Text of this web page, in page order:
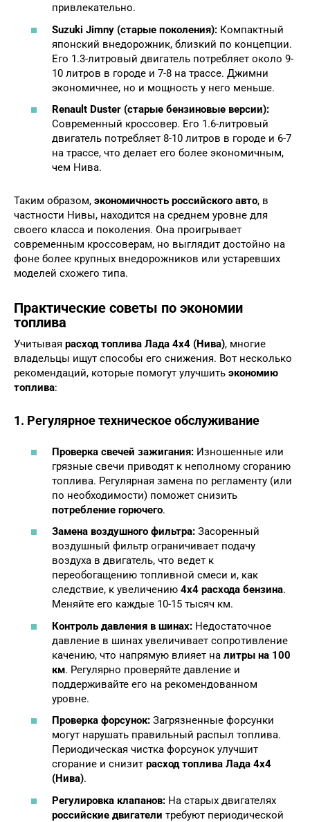
привлекательно.
Suzuki Jimny (старые поколения): Компактный
японский внедорожник, близкий по концепции.
Его 1.3-литровый двигатель потребляет около 9-
10 литров в городе и 7-8 на трассе. Джимни
экономичнее, но и мощность у него меньше.
Renault Duster (старые бензиновые версии):
Современный кроссовер. Его 1.6-литровый
двигатель потребляет 8-10 литров в городе и 6-7
на трассе, что делает его более экономичным,
чем Нива.
Таким образом, экономичность российского авто, в
частности Нивы, находится на среднем уровне для
своего класса и поколения. Она проигрывает
современным кроссоверам, но выглядит достойно на
фоне более крупных внедорожников или устаревших
моделей схожего типа.
Практические советы по экономии
топлива
Учитывая расход топлива Лада 4х4 (Нива), многие
владельцы ищут способы его снижения. Вот несколько
рекомендаций, которые помогут улучшить экономию
топлива:
1. Регулярное техническое обслуживание
Проверка свечей зажигания: Изношенные или
грязные свечи приводят к неполному сгоранию
топлива. Регулярная замена по регламенту (или
по необходимости) поможет снизить
потребление горючего.
Замена воздушного фильтра: Засоренный
воздушный фильтр ограничивает подачу
воздуха в двигатель, что ведет к
переобогащению топливной смеси и, как
следствие, к увеличению 4х4 расхода бензина.
Меняйте его каждые 10-15 тысяч км.
Контроль давления в шинах: Недостаточное
давление в шинах увеличивает сопротивление
качению, что напрямую влияет на литры на 100
км. Регулярно проверяйте давление и
поддерживайте его на рекомендованном
уровне.
Проверка форсунок: Загрязненные форсунки
могут нарушать правильный распыл топлива.
Периодическая чистка форсунок улучшит
сгорание и снизит расход топлива Лада 4х4
(Нива).
Регулировка клапанов: На старых двигателях
российские двигатели требуют периодической